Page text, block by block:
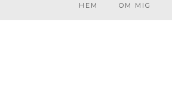
HEM OM MIG